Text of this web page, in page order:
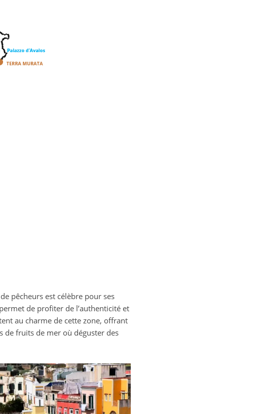
pêcheurs est célèbre pour ses
de profiter de l’authenticité et
au charme de cette zone, offrant
de fruits de mer où déguster des